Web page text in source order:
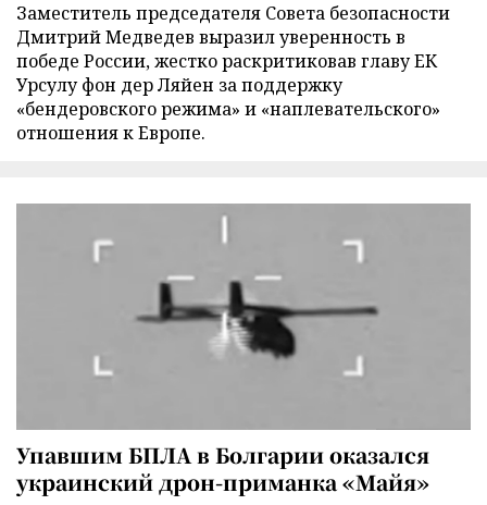
Заместитель председателя Совета безопасности
Дмитрий Медведев выразил уверенность в
победе России, жестко раскритиковав главу ЕК
Урсулу фон дер Ляйен за поддержку
«бендеровского режима» и «наплевательского»
отношения к Европе.
Упавшим БПЛА в Болгарии оказался
украинский дрон-приманка «Майя»